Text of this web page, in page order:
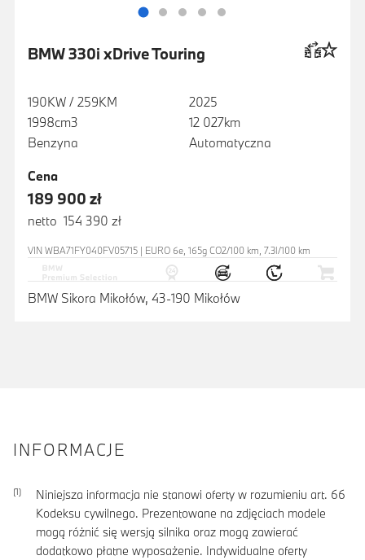
BMW 330i xDrive Touring
190KW / 259KM
1998cm3
Benzyna
2025
12 027km
Automatyczna
Cena
189 900 zł
netto 154 390 zł
VIN WBA71FY040FV05715 | EURO 6e, 165g CO2/100 km, 7.3l/100 km
BMW Sikora Mikołów, 43-190 Mikołów
INFORMACJE
Niniejsza informacja nie stanowi oferty w rozumieniu art. 66
Kodeksu cywilnego. Prezentowane na zdjęciach modele
mogą różnić się wersją silnika oraz mogą zawierać
dodatkowo płatne wyposażenie. Indywidualne oferty